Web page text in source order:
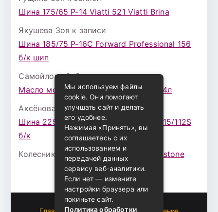
Шина 175/65 Р-14 Viatti 521 Viatti Brina
Якушева Зоя к записи
Шина 185/75 Р-16С Forward Professional 156
б/к шип
Самойлова Забавак записи
Масло моторное ZIC X7 (A+) 10W30 4л
Аксёнова Адельк записи
Шина 225/75 Р-16 Nokian Rotiva HT 115/112S
б/к
Колесникова Аурикак записи Bridgestone
Мы используем файлы
cookie. Они помогают
улучшать сайт и делать
его удобнее.
Нажимая «Принять», вы
соглашаетесь с их
использованием и
передачей данных
сервису веб-аналитики.
Если нет — измените
настройки браузера или
покиньте сайт.
Политика обработки